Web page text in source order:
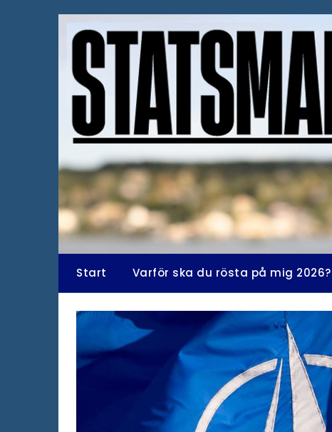
Start Varför ska du rösta på mig 2026?